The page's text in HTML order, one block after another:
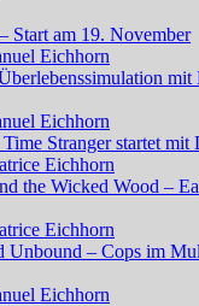
Start am 19. November
Eichhorn
mit
Eichhorn
Stranger startet mit
Eichhorn
the Wicked Wood –
Eichhorn
Unbound – Cops im
Eichhorn